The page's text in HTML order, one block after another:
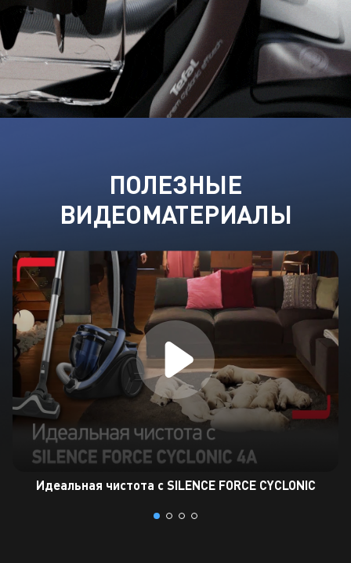
ПОЛЕЗНЫЕ
ВИДЕОМАТЕРИАЛЫ
Идеальная чистота с SILENCE FORCE CYCLONIC